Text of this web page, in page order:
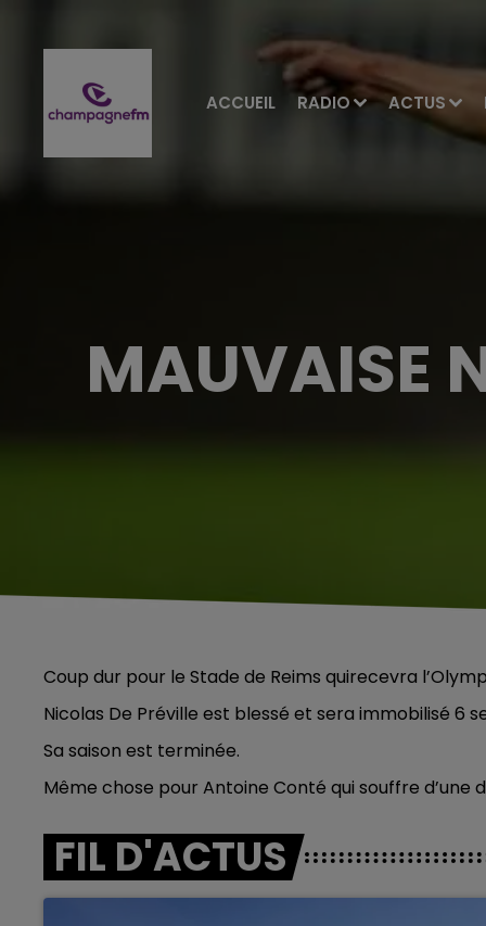
ACCUEIL RADIO ACTUS
MAUVAISE
Coup dur pour le Stade de Reims quirecevra
Nicolas De Préville est blessé et sera immobilisé 6
Sa saison est terminée.
Même chose pour Antoine Conté qui souffre d’une
FIL D'ACTUS